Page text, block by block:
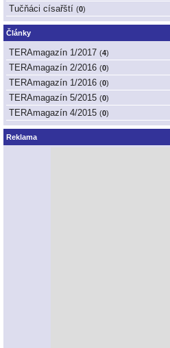
Tučňáci císařští (0)
Články
TERAmagazín 1/2017 (4)
TERAmagazín 2/2016 (0)
TERAmagazín 1/2016 (0)
TERAmagazín 5/2015 (0)
TERAmagazín 4/2015 (0)
Reklama